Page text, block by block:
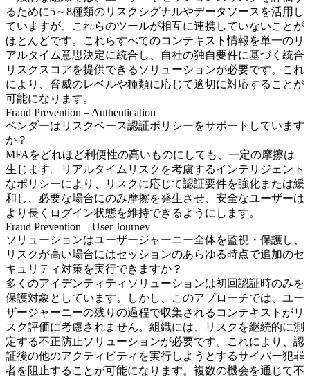
るために5～8種類のリスクシグナルやデータソースを活用し
ていますが、これらのツールが相互に連携していないことが
ほとんどです。これらすべてのコンテキスト情報を単一のリ
アルタイム意思決定に統合し、自社の独自要件に基づく統合
リスクスコアを提供できるソリューションが必要です。これ
により、脅威のレベルや種類に応じて適切に対応することが
可能になります。
Fraud Prevention – Authentication
ベンダーはリスクベース認証ポリシーをサポートしています
か？
MFAをどれほど利便性の高いものにしても、一定の摩擦は
生じます。リアルタイムリスクを考慮するインテリジェント
なポリシーにより、リスクに応じて認証要件を強化または緩
和し、必要な場合にのみ摩擦を発生させ、安全なユーザーは
より長くログイン状態を維持できるようにします。
Fraud Prevention – User Journey
ソリューションはユーザージャーニー全体を監視・保護し、
リスクが高い場合にはセッションのあらゆる時点で追加のセ
キュリティ対策を実行できますか？
多くのアイデンティティソリューションは初回認証時のみを
保護対象としています。しかし、このアプローチでは、ユー
ザージャーニーの残りの過程で収集されるコンテキストがリ
スク評価に考慮されません。組織には、リスクを継続的に測
定する不正防止ソリューションが必要です。これにより、認
証後の他のアクティビティを実行しようとするサイバー犯罪
者を阻止することが可能になります。複数の機会を通じて不